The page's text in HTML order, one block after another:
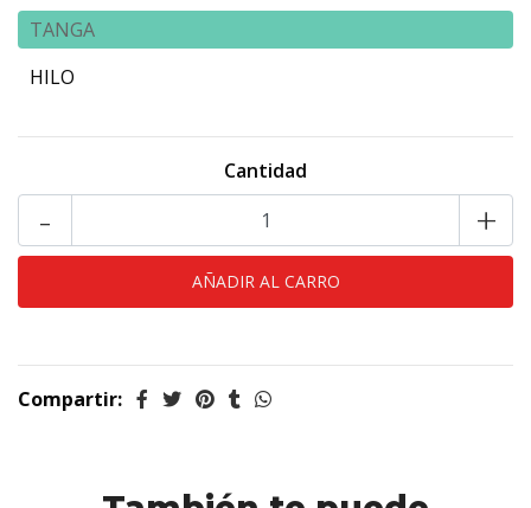
TANGA
HILO
Cantidad
- +
Compartir: